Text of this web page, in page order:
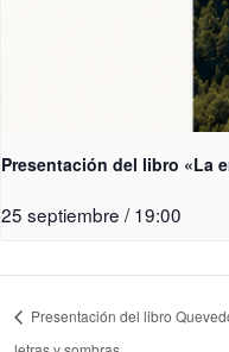
Presentación del libro «La
25 septiembre / 19:00
Presentación del libro